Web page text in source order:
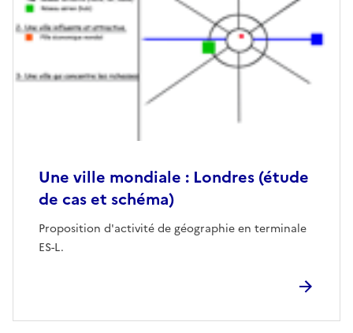
Une ville mondiale : Londres (étude
de cas et schéma)
Proposition d'activité de géographie en terminale
ES-L.